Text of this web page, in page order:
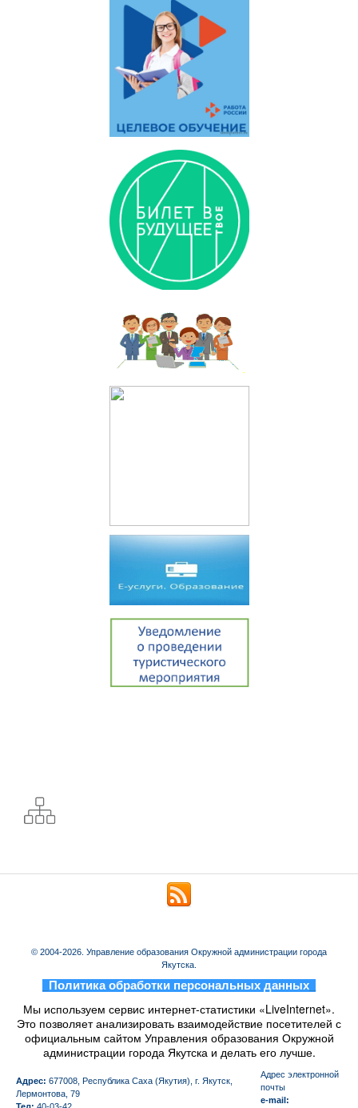
© 2004-2026. Управление образования Окружной администрации города
Якутска.
Политика обработки персональных данных
Мы используем сервис интернет-статистики «LiveInternet».
Это позволяет анализировать взаимодействие посетителей с
официальным сайтом Управления образования Окружной
администрации города Якутска и делать его лучше.
Адрес: 677008, Республика Саха (Якутия), г. Якутск,
Лермонтова, 79
Aдрес электронной
почты
e-mail: